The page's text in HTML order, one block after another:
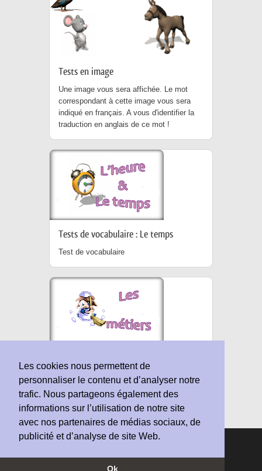
Les cookies nous permettent de
personnaliser le contenu et d’analyser notre
trafic. Nous partageons également des
informations sur l’utilisation de notre site
avec nos partenaires de médias sociaux, de
publicité et d’analyse de site Web.
Ok
Tests en image
Une image vous sera affichée. Le mot
correspondant à cette image vous sera
indiqué en français. A vous d'identifier la
traduction en anglais de ce mot !
Tests de vocabulaire : Le temps
Test de vocabulaire
Les métiers
Test de vocabulaire
Conditions d'utilisation